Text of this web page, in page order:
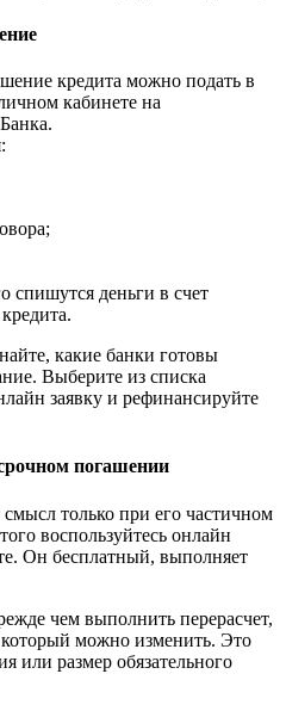
кредита можно подать в
кабинете на
спишутся деньги в счет
какие банки готовы
Выберите из списка
заявку и рефинансируйте
погашении
только при его частичном
воспользуйтесь онлайн
Он бесплатный, выполняет
чем выполнить перерасчет,
который можно изменить. Это
или размер обязательного